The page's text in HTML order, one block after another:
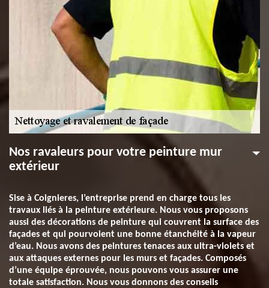
Nos ravaleurs pour votre peinture mur
extérieur
Sise à Coignieres, l’entreprise prend en charge tous les
travaux liés à la peinture extérieure. Nous vous proposons
aussi des décorations de peinture qui couvrent la surface des
façades et qui pourvoient une bonne étanchéité à la vapeur
d’eau. Nous avons des peintures tenaces aux ultra-violets et
aux attaques externes pour les murs et façades. Composés
d’une équipe éprouvée, nous pouvons vous assurer une
totale satisfaction. Nous vous donnons des conseils